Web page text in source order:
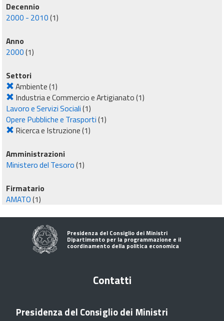
Decennio
2000 - 2010(1)
Anno
2000(1)
Settori
Ambiente(1)
Industria e Commercio e Artigianato(1)
Lavoro e Servizi Sociali(1)
Opere Pubbliche e Trasporti(1)
Ricerca e Istruzione(1)
Amministrazioni
Ministero del Tesoro(1)
Firmatario
AMATO(1)
Presidenza del Consiglio dei Ministri
Dipartimento per la programmazione e il
coordinamento della politica economica
Contatti
Presidenza del Consiglio dei Ministri